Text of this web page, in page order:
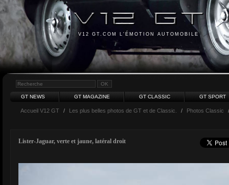
V12 GT.COM L'ÉMOTION AUTOMOBILE
GT NEWS GT MAGAZINE GT CLASSIC GT SPORT
Accueil V12 GT / Les plus belles photos de GT et de Classic. / Photos Classic
Lister-Jaguar, verte et jaune, latéral droit